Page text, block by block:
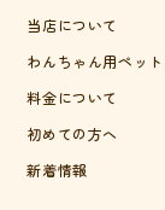
当店について
わんちゃん用ペッ
料金について
初めての方へ
新着情報